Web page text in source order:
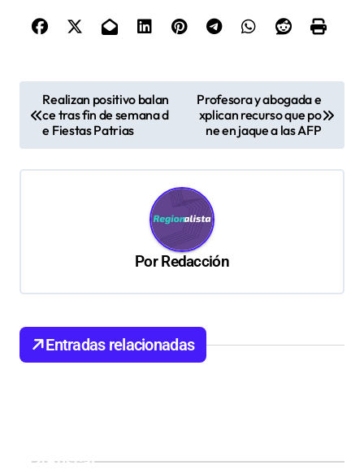
v
e
n
d
Realizan positivo balan
ce tras fin de semana d
e Fiestas Patrias
Profesora y abogada e
xplican recurso que po
ne en jaque a las AFP
PorRedacción
Entradas relacionadas
Buscar